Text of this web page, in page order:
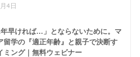
4日
年早ければ…」とならないために。マ
留学の『適正年齢』と親子で決断す
ミング｜無料ウェビナー